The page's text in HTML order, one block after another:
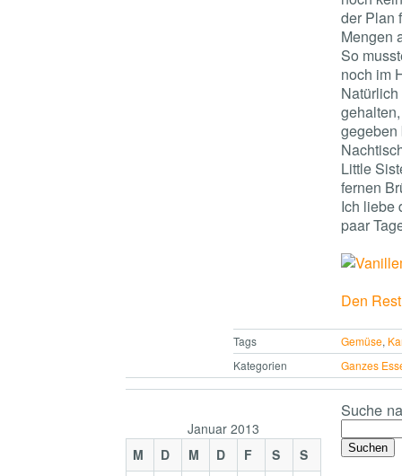
der Plan
Mengen
So
noch im
gegeben
Little
fernen
Ich liebe
paar
Den
Tags Gemüse,
Kategorien
Ganzes
Januar 2013
M
D M D F S S
Suche